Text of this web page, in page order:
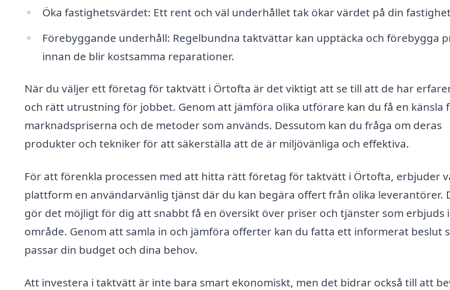
Öka fastighetsvärdet: Ett rent och väl underhållet tak ökar värdet på din
Förebyggande underhåll: Regelbundna taktvättar kan upptäcka och förebygga
innan de blir kostsamma reparationer.
När du väljer ett företag för taktvätt i Örtofta är det viktigt att se till att de har
och rätt utrustning för jobbet. Genom att jämföra olika utförare kan du få en känsla
marknadspriserna och de metoder som används. Dessutom kan du fråga om deras
produkter och tekniker för att säkerställa att de är miljövänliga och effektiva.
För att förenkla processen med att hitta rätt företag för taktvätt i Örtofta, erbjuder
plattform en användarvänlig tjänst där du kan begära offert från olika leverantörer.
gör det möjligt för dig att snabbt få en översikt över priser och tjänster som erbjuds
område. Genom att samla in och jämföra offerter kan du fatta ett informerat beslut
passar din budget och dina behov.
Att investera i taktvätt är inte bara smart ekonomiskt, men det bidrar också till att